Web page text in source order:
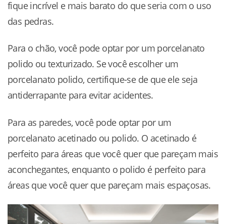
fique incrível e mais barato do que seria com o uso
das pedras.
Para o chão, você pode optar por um porcelanato
polido ou texturizado. Se você escolher um
porcelanato polido, certifique-se de que ele seja
antiderrapante para evitar acidentes.
Para as paredes, você pode optar por um
porcelanato acetinado ou polido. O acetinado é
perfeito para áreas que você quer que pareçam mais
aconchegantes, enquanto o polido é perfeito para
áreas que você quer que pareçam mais espaçosas.